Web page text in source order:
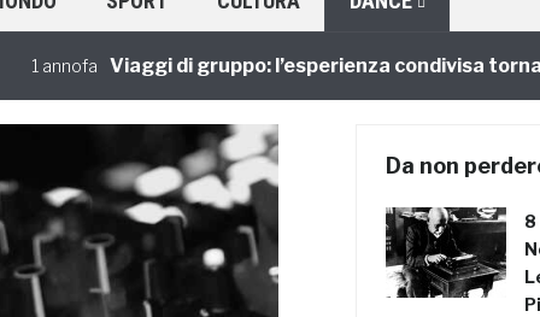
annofa Viaggi di gruppo: l’esperienza condivisa torna di
Da non
8